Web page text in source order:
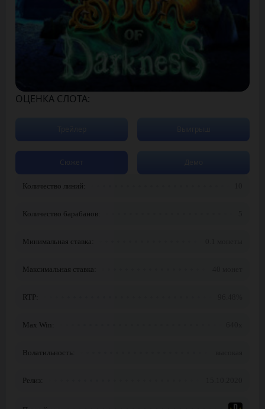
ОЦЕНКА СЛОТА:
Количество линий:
Количество барабанов:
Минимальная ставка:
Максимальная ставка:
RTP:
Max Win:
Волатильность:
Релиз:
Сюжет